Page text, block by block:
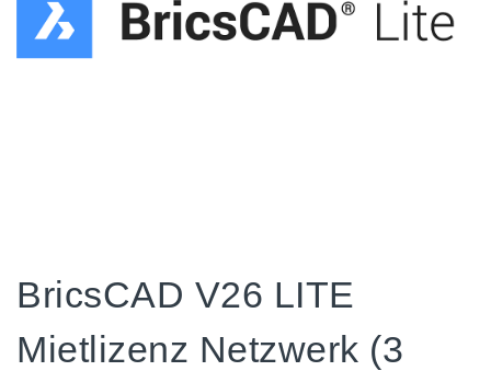
BricsCAD V26 LITE
Mietlizenz Netzwerk (3